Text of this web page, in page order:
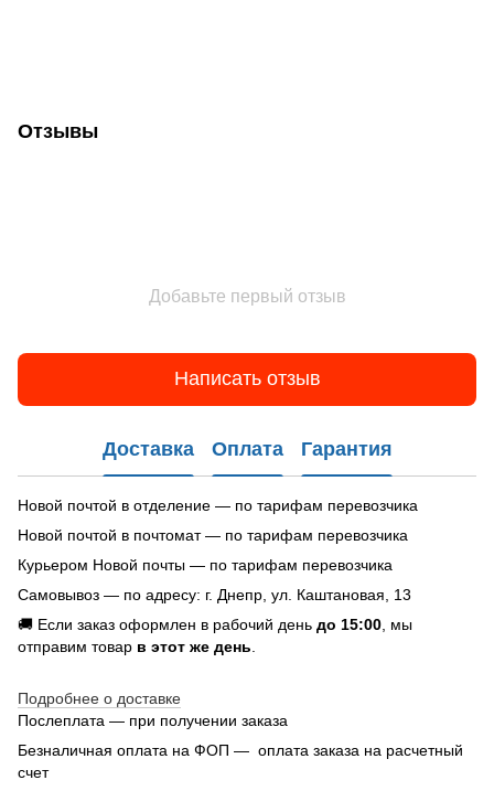
Отзывы
Добавьте первый отзыв
Написать отзыв
Доставка Оплата Гарантия
Новой почтой в отделение — по тарифам перевозчика
Новой почтой в почтомат — по тарифам перевозчика
Курьером Новой почты — по тарифам перевозчика
Самовывоз — по адресу: г. Днепр, ул. Каштановая, 13
🚚 Если заказ оформлен в рабочий день до 15:00 , мы
отправим товар в этот же день
Подробнее о доставке
Послеплата — при получении заказа
Безналичная оплата на ФОП — оплата заказа на расчетный
счет